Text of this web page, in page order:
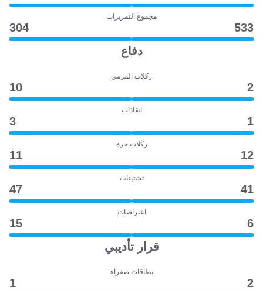
مجموع التمريرات
533
304
دفاع
ركلات المرمى
2
10
انقاذات
1
3
ركلات حرة
12
11
تشتيتات
41
47
اعتراضات
6
15
قرار تأديبي
بطاقات صفراء
2
1